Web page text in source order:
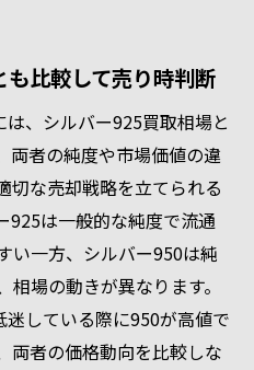
比較して売り時判断
、シルバー925買取相場と
両者の純度や市場価値の違
切な売却戦略を立てられる
925は一般的な純度で流通
い一方、シルバー950は純
場の動きが異なります。
している際に950が高値で
両者の価格動向を比較しな